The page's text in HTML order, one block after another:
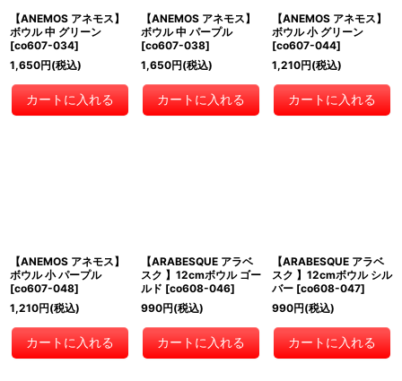
【ANEMOS アネモス】
ボウル 中 グリーン
[co607-034]
1,650円(税込)
カートに入れる
【ANEMOS アネモス】
ボウル 中 パープル
[co607-038]
1,650円(税込)
カートに入れる
【ANEMOS アネモス】
ボウル 小 グリーン
[co607-044]
1,210円(税込)
カートに入れる
【ANEMOS アネモス】
ボウル 小 パープル
[co607-048]
1,210円(税込)
カートに入れる
【ARABESQUE アラベ
スク 】12cmボウル ゴー
ルド [co608-046]
990円(税込)
カートに入れる
【ARABESQUE アラベ
スク 】12cmボウル シル
バー [co608-047]
990円(税込)
カートに入れる